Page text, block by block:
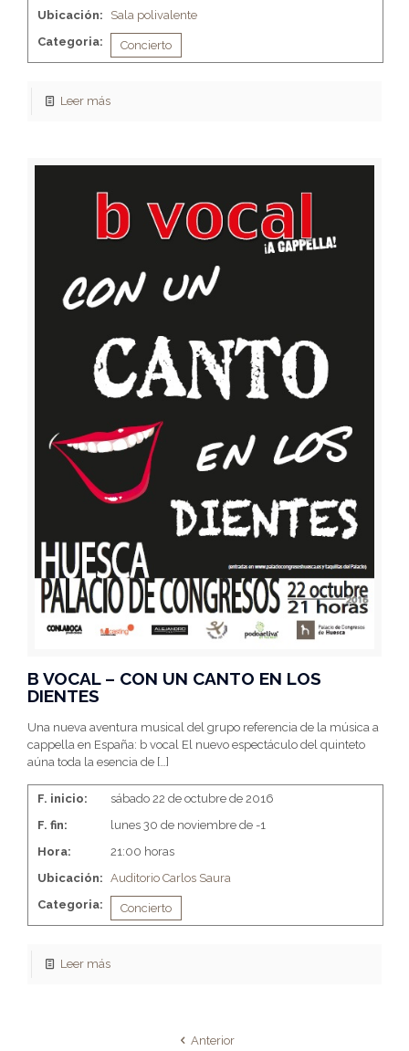
Ubicación:
Sala polivalente
Categoria:
Concierto
Leer más
B VOCAL – CON UN CANTO EN LOS
DIENTES
Una nueva aventura musical del grupo referencia de la música a
cappella en España: b vocal El nuevo espectáculo del quinteto
aúna toda la esencia de […]
F. inicio:
sábado 22 de octubre de 2016
F. fin:
lunes 30 de noviembre de -1
Hora:
21:00 horas
Ubicación: Auditorio Carlos Saura
Categoria:
Concierto
Leer más
Anterior